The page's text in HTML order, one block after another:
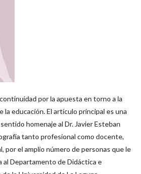
por la apuesta en torno a la
la educación. El artículo principal es una
homenaje al Dr. Javier Esteban
tanto profesional como docente,
por el amplio número de personas que le
al Departamento de Didáctica e